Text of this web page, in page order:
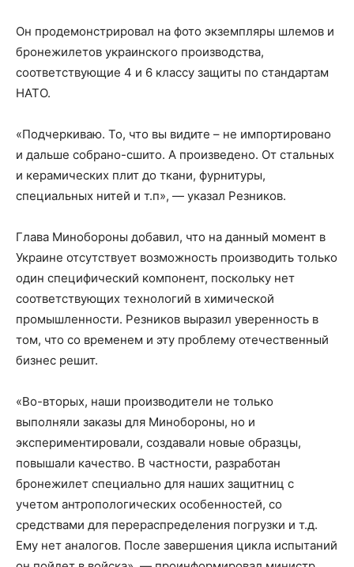
Он продемонстрировал на фото экземпляры шлемов и
бронежилетов украинского производства,
соответствующие 4 и 6 классу защиты по стандартам
НАТО.
«Подчеркиваю. То, что вы видите – не импортировано
и дальше собрано-сшито. А произведено. От стальных
и керамических плит до ткани, фурнитуры,
специальных нитей и т.п», — указал Резников.
Глава Минобороны добавил, что на данный момент в
Украине отсутствует возможность производить только
один специфический компонент, поскольку нет
соответствующих технологий в химической
промышленности. Резников выразил уверенность в
том, что со временем и эту проблему отечественный
бизнес решит.
«Во-вторых, наши производители не только
выполняли заказы для Минобороны, но и
экспериментировали, создавали новые образцы,
повышали качество. В частности, разработан
бронежилет специально для наших защитниц с
учетом антропологических особенностей, со
средствами для перераспределения погрузки и т.д.
Ему нет аналогов. После завершения цикла испытаний